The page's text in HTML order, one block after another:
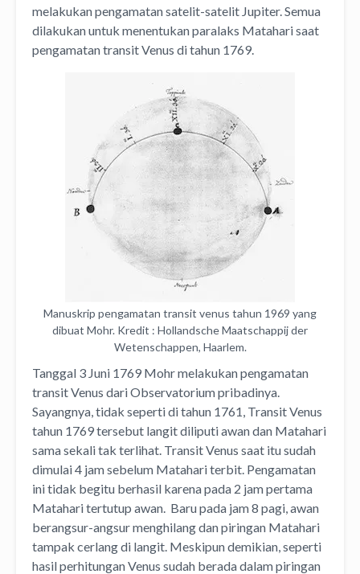
melakukan pengamatan satelit-satelit Jupiter. Semua
dilakukan untuk menentukan paralaks Matahari saat
pengamatan transit Venus di tahun 1769.
Manuskrip pengamatan transit venus tahun 1969 yang
dibuat Mohr. Kredit : Hollandsche Maatschappij der
Wetenschappen, Haarlem.
Tanggal 3 Juni 1769 Mohr melakukan pengamatan
transit Venus dari Observatorium pribadinya.
Sayangnya, tidak seperti di tahun 1761, Transit Venus
tahun 1769 tersebut langit diliputi awan dan Matahari
sama sekali tak terlihat. Transit Venus saat itu sudah
dimulai 4 jam sebelum Matahari terbit. Pengamatan
ini tidak begitu berhasil karena pada 2 jam pertama
Matahari tertutup awan. Baru pada jam 8 pagi, awan
berangsur-angsur menghilang dan piringan Matahari
tampak cerlang di langit. Meskipun demikian, seperti
hasil perhitungan Venus sudah berada dalam piringan